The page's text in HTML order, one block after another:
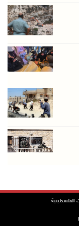
...
و ...
الفلسطينية